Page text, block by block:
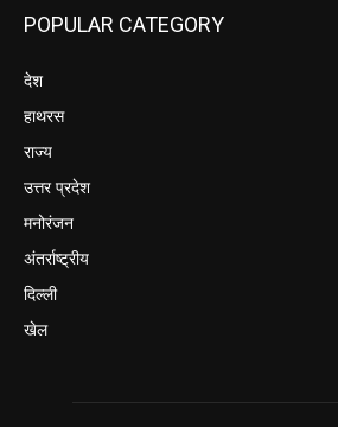
POPULAR CATEGORY
देश
हाथरस
राज्य
उत्तर प्रदेश
मनोरंजन
अंतर्राष्ट्रीय
दिल्ली
खेल